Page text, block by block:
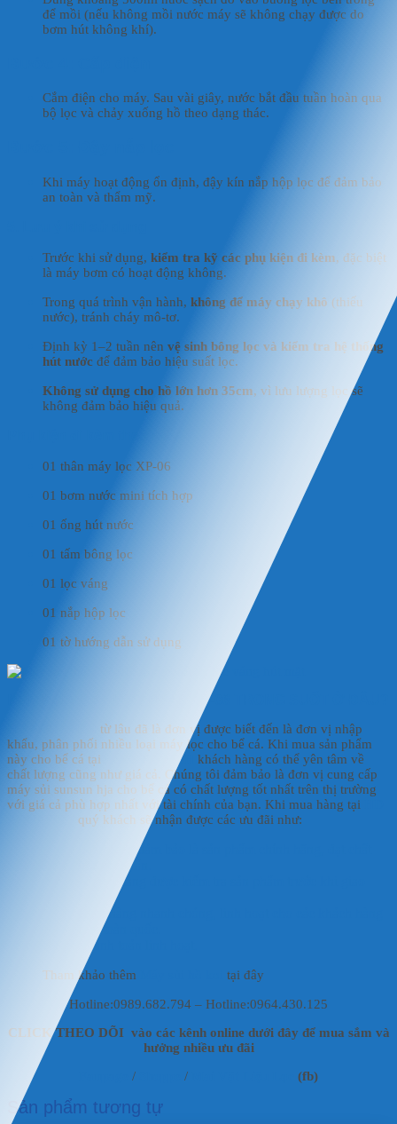
để mồi (nếu không mồi nước máy sẽ không chạy được do
bơm hút không khí).
Cắm điện cho máy. Sau vài giây, nước bắt đầu tuần hoàn qua
bộ lọc và chảy xuống hồ theo dạng thác.
Khi máy hoạt động ổn định, đậy kín nắp hộp lọc để đảm bảo
an toàn và thẩm mỹ.
Trước khi sử dụng, kiểm tra kỹ các phụ kiện đi kèm, đặc biệt
là máy bơm có hoạt động không.
Trong quá trình vận hành, không để máy chạy khô (thiếu
nước), tránh cháy mô-tơ.
Định kỳ 1–2 tuần nên vệ sinh bông lọc và kiểm tra hệ thống
hút nước để đảm bảo hiệu suất lọc.
Không sử dụng cho hồ lớn hơn 35cm, vì lưu lượng lọc sẽ
không đảm bảo hiệu quả.
01 thân máy lọc XP-06
01 bơm nước mini tích hợp
01 ống hút nước
01 tấm bông lọc
01 lọc váng
01 nắp hộp lọc
01 tờ hướng dẫn sử dụng
NÊN MUA MÁY LỌC THÁC XP-06 TRONG SUỐT Ở ĐÂU?
từ lâu đã là đơn vị được biết đến là đơn vị nhập
khẩu, phân phối nhiều loại máy lọc cho bể cá. Khi mua sản phẩm
này cho bể cá tại
HD AQUAFISH
khách hàng có thể yên tâm về
chất lượng cũng như giá cả. Chúng tôi đảm bảo là đơn vị cung cấp
máy sủi sunsun hja cho bể cá có chất lượng tốt nhất trên thị trường
với giá cả phù hợp nhất với tài chính của bạn. Khi mua hàng tại
quý khách sẽ nhận được các ưu đãi như:
Sản phẩm đảm bảo là sản phẩm chính hãng, đạt chất
lượng chuẩn.
Khách hàng được kiểm tra sản phẩm trước khi giao
Giao hàng nhanh chóng, linh hoạt cho các khách hàng
trên toàn quốc.
Thanh toán linh hoạt.
Tham khảo thêm tại đây
Hotline:0989.682.794 – Hotline:0964.430.125
CLICK THEO DÕI vào các kênh online dưới đây để mua sắm và
hưởng nhiều ưu đãi
/ / (fb)
Sản phẩm tương tự